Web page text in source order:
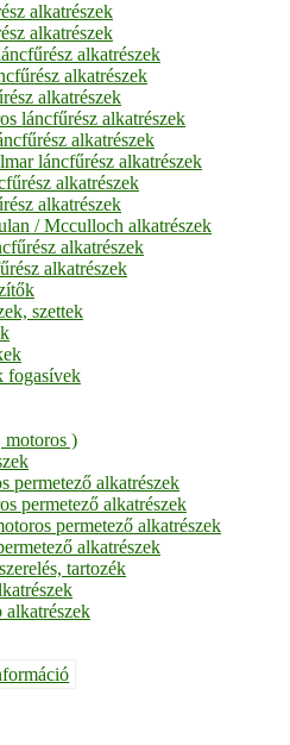
alkatrészek
alkatrészek
alkatrészek
alkatrészek
alkatrészek
láncfűrész alkatrészek
alkatrészek
láncfűrész alkatrészek
alkatrészek
alkatrészek
/ Mcculloch alkatrészek
alkatrészek
alkatrészek
szettek
fogasívek
motoros )
permetező alkatrészek
permetező alkatrészek
permetező alkatrészek
alkatrészek
tartozék